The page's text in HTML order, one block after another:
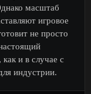
масштаб
игровое
не просто
и в случае с
индустрии.